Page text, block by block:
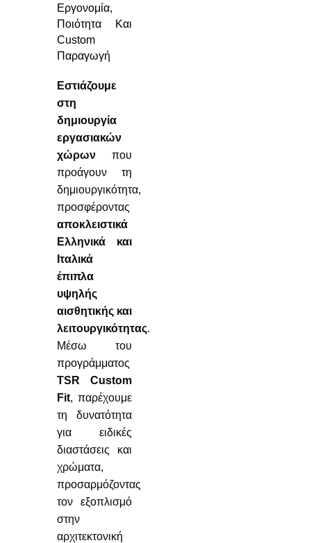
Εργονομία,
Ποιότητα Και
Custom
Παραγωγή
Εστιάζουμε
στη
δημιουργία
εργασιακών
χώρων που
προάγουν τη
δημιουργικότητα,
προσφέροντας
αποκλειστικά
Ελληνικά και
Ιταλικά
έπιπλα
υψηλής
αισθητικής και
λειτουργικότητας.
Μέσω του
προγράμματος
TSR Custom
Fit, παρέχουμε
τη δυνατότητα
για ειδικές
διαστάσεις και
χρώματα,
προσαρμόζοντας
τον εξοπλισμό
στην
αρχιτεκτονική